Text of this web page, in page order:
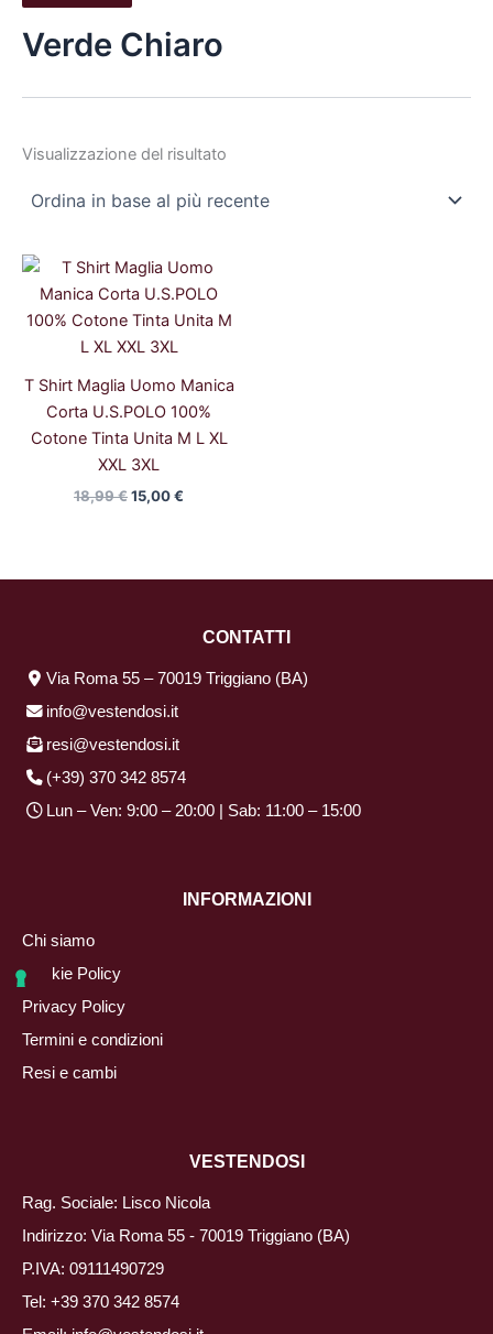
Verde Chiaro
Visualizzazione del risultato
T Shirt Maglia Uomo Manica
Corta U.S.POLO 100%
Cotone Tinta Unita M L XL
XXL 3XL
18,99€
Il
prezzo
originale
era:
18,99 €.
15,00€
Il
attuale
è:
CONTATTI
Via Roma 55 – 70019 Triggiano (BA)
info@vestendosi.it
resi@vestendosi.it
(+39) 370 342 8574
Lun – Ven: 9:00 – 20:00 | Sab: 11:00 – 15:00
INFORMAZIONI
Chi siamo
Cookie Policy
Privacy Policy
Termini e condizioni
Resi e cambi
VESTENDOSI
Rag. Sociale: Lisco Nicola
Indirizzo: Via Roma 55 - 70019 Triggiano (BA)
P.IVA: 09111490729
Tel: +39 370 342 8574